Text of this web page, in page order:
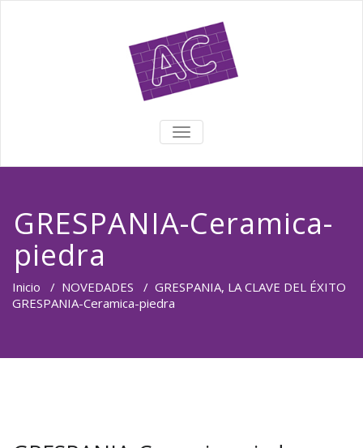
TOGGLE NAVIGATION
GRESPANIA-Ceramica-
piedra
Inicio / NOVEDADES / GRESPANIA, LA CLAVE DEL ÉXITO
GRESPANIA-Ceramica-piedra